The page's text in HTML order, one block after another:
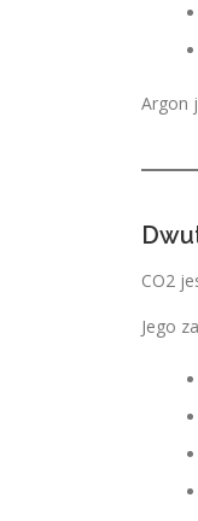
Argon
CO2
Jego